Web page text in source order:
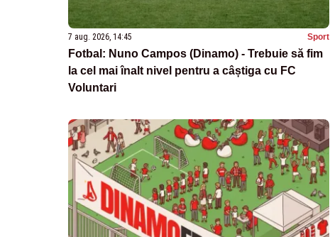
7 aug. 2026, 14:45 Sport
Fotbal: Nuno Campos (Dinamo) - Trebuie să fim
la cel mai înalt nivel pentru a câștiga cu FC
Voluntari